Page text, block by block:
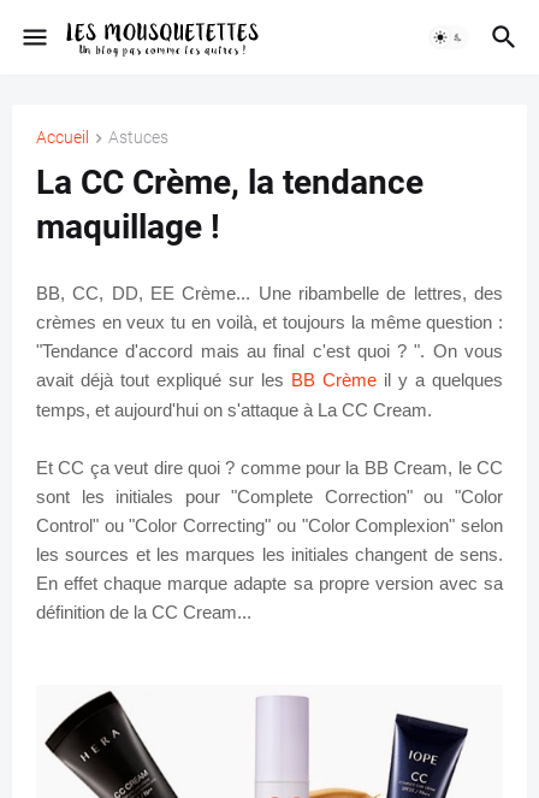
Accueil Astuces
La CC Crème, la tendance
maquillage !
BB, CC, DD, EE Crème... Une ribambelle de lettres, des
crèmes en veux tu en voilà, et toujours la même question :
"Tendance d'accord mais au final c'est quoi ? ". On vous
avait déjà tout expliqué sur les BB Crème il y a quelques
temps, et aujourd'hui on s'attaque à La CC Cream.
Et CC ça veut dire quoi ? comme pour la BB Cream, le CC
sont les initiales pour "Complete Correction" ou "Color
Control" ou "Color Correcting" ou "Color Complexion" selon
les sources et les marques les initiales changent de sens.
En effet chaque marque adapte sa propre version avec sa
définition de la CC Cream...